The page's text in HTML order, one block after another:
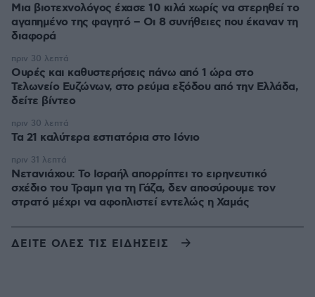
Μια βιοτεχνολόγος έχασε 10 κιλά χωρίς να στερηθεί το
αγαπημένο της φαγητό – Οι 8 συνήθειες που έκαναν τη
διαφορά
Ουρές και καθυστερήσεις πάνω από 1 ώρα στο
Τελωνείο Ευζώνων, στο ρεύμα εξόδου από την Ελλάδα,
δείτε βίντεο
πριν 30 λεπτά
Τα 21 καλύτερα εστιατόρια στο Ιόνιο
πριν 30 λεπτά
Νετανιάχου: Το Ισραήλ απορρίπτει το ειρηνευτικό
σχέδιο του Τραμπ για τη Γάζα, δεν αποσύρουμε τον
στρατό μέχρι να αφοπλιστεί εντελώς η Χαμάς
πριν 31 λεπτά
ΔΕΙΤΕ ΟΛΕΣ ΤΙΣ ΕΙΔΗΣΕΙΣ